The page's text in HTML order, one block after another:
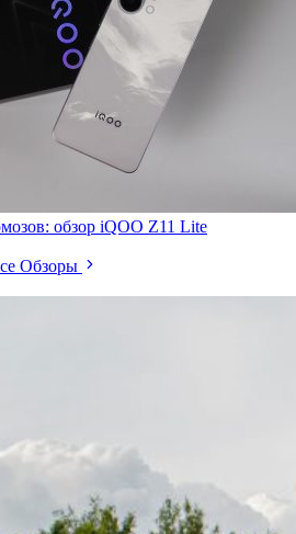
обзор iQOO Z11 Lite
Обзоры